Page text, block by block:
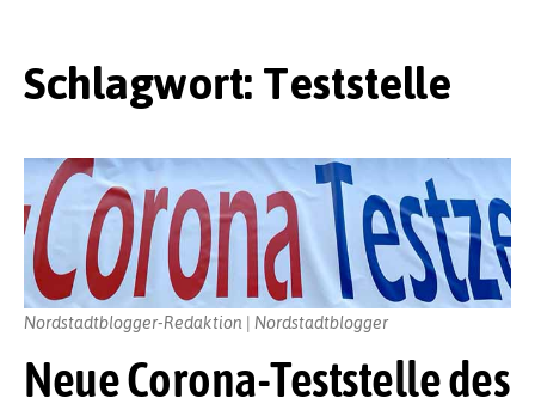
Schlagwort: Teststelle
Neue Corona-Teststelle des
Nordstadtblogger-Redaktion | Nordstadtblogger